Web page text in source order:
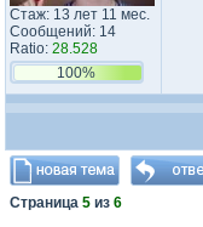
Стаж: 13 лет 11 мес.
Сообщений: 14
Ratio: 28.528
100%
Страница 5 из 6